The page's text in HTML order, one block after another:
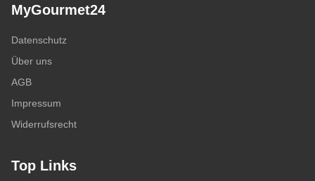
MyGourmet24
Datenschutz
Über uns
AGB
Impressum
Widerrufsrecht
Top Links